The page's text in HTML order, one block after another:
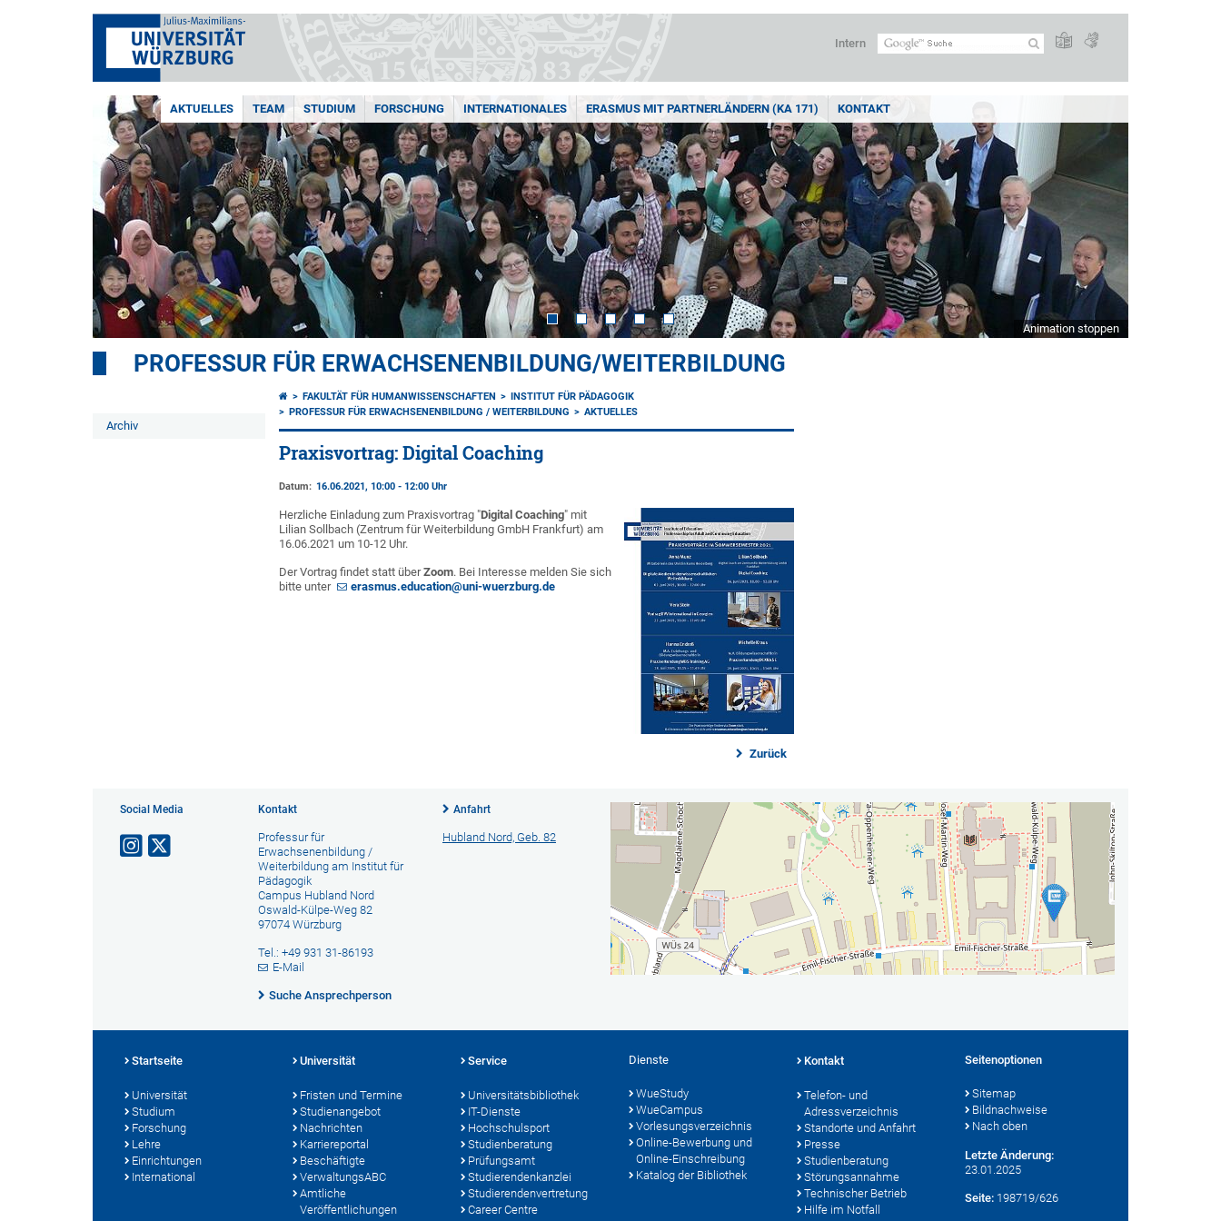
Intern
AKTUELLES TEAM STUDIUM FORSCHUNG INTERNATIONALES ERASMUS MIT PARTNERLÄNDERN (KA 171) KONTAKT
Animation stoppen
PROFESSUR FÜR ERWACHSENENBILDUNG/WEITERBILDUNG
Archiv
FAKULTÄT FÜR HUMANWISSENSCHAFTEN
INSTITUT FÜR PÄDAGOGIK
PROFESSUR FÜR ERWACHSENENBILDUNG / WEITERBILDUNG
AKTUELLES
Praxisvortrag: Digital Coaching
Datum: 16.06.2021, 10:00 - 12:00 Uhr
Herzliche Einladung zum Praxisvortrag "Digital Coaching" mit
Lilian Sollbach (Zentrum für Weiterbildung GmbH Frankfurt) am
16.06.2021 um 10-12 Uhr.
Der Vortrag findet statt überZoom. Bei Interesse melden Sie sich
bitte unter
erasmus.education@uni-wuerzburg.de
Zurück
Social Media Kontakt
Professur für
Erwachsenenbildung /
Weiterbildung am Institut für
Pädagogik
Campus Hubland Nord
Oswald-Külpe-Weg 82
97074 Würzburg
Tel.: +49 931 31-86193
E-Mail
Suche Ansprechperson
Anfahrt
Hubland Nord, Geb. 82
Startseite
Universität
Studium
Forschung
Lehre
Einrichtungen
International
Universität
Fristen und Termine
Studienangebot
Nachrichten
Karriereportal
Beschäftigte
VerwaltungsABC
Amtliche
Veröffentlichungen
Service
Universitätsbibliothek
IT-Dienste
Hochschulsport
Studienberatung
Prüfungsamt
Studierendenkanzlei
Studierendenvertretung
Career Centre
Dienste
WueStudy
WueCampus
Vorlesungsverzeichnis
Online-Bewerbung und
Online-Einschreibung
Katalog der Bibliothek
Kontakt
Telefon- und
Adressverzeichnis
Standorte und Anfahrt
Presse
Studienberatung
Störungsannahme
Technischer Betrieb
Hilfe im Notfall
Seitenoptionen
Sitemap
Bildnachweise
Nach oben
Letzte Änderung:
23.01.2025
Seite: 198719/626